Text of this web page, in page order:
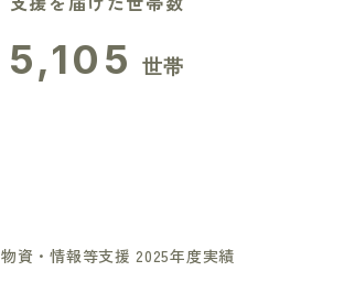
5,105 世帯
物資・情報等支援 2025年度実績